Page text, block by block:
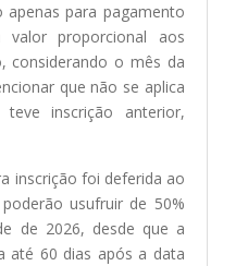
apenas para pagamento
proporcional aos
considerando o mês da
que não se aplica
inscrição anterior,
inscrição foi deferida ao
usufruir de 50%
de 2026, desde que a
até 60 dias após a data